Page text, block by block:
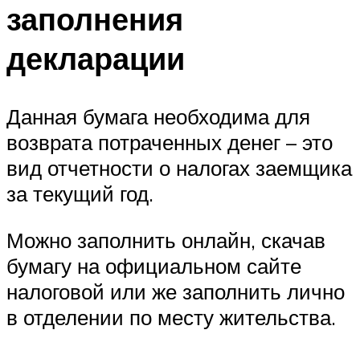
заполнения
декларации
Данная бумага необходима для
возврата потраченных денег – это
вид отчетности о налогах заемщика
за текущий год.
Можно заполнить онлайн, скачав
бумагу на официальном сайте
налоговой или же заполнить лично
в отделении по месту жительства.